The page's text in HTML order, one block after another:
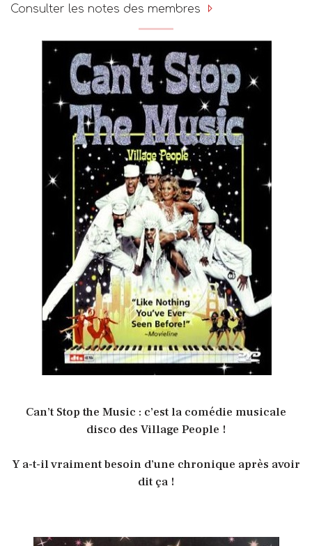
Consulter les notes des membres
Can’t Stop the Music : c’est la comédie musicale
disco des Village People !
Y a-t-il vraiment besoin d’une chronique après avoir
dit ça !